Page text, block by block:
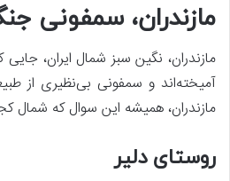
مازندران، سمفونی
مازندران، نگین سبز شمال ایران،
آمیخته‌اند و سمفونی بی‌نظیری از
مازندران، همیشه این سوال که شمال
روستای دلیر